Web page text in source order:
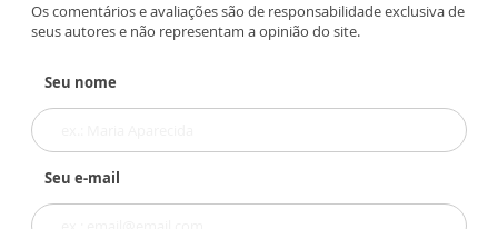
Os comentários e avaliações são de responsabilidade exclusiva de
seus autores e não representam a opinião do site.
Seu nome
Seu e-mail